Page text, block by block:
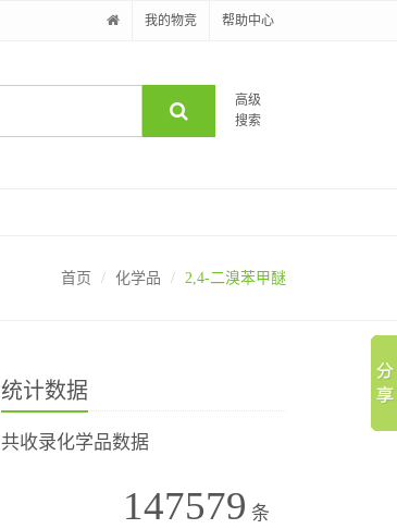
我的物竞 帮助中心
高级
搜索
首页 化学品 2,4-二溴苯甲醚
统计数据
共收录化学品数据
147579 条